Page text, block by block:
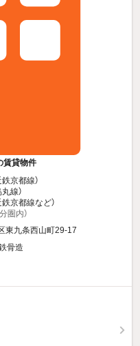
賃貸物件
鉄京都線）
線）
鉄京都線など）
圏内）
東九条西山町29-17
骨造